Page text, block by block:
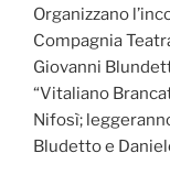
Organizzano
Compagnia
Giovanni
“Vitaliano
Nifosì;
Bludetto e